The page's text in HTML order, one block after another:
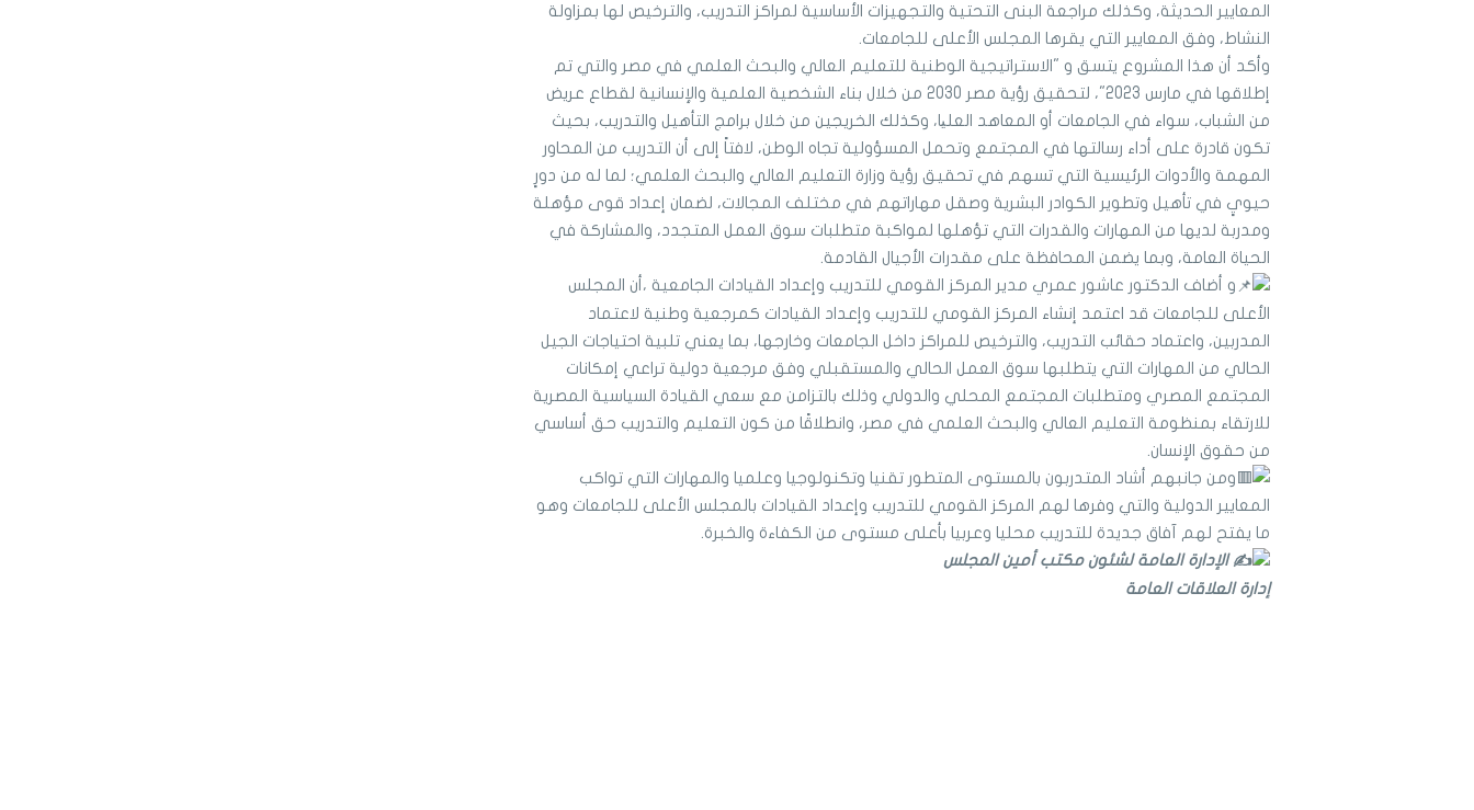
المعايير الحديثة، وكذلك مراجعة البنى التحتية والتجهيزات الأساسية لمراكز التدريب، والترخيص لها بمزاولة
النشاط، وفق المعايير التي يقرها المجلس الأعلى للجامعات.
وأكد أن هذا المشروع يتسق و "الاستراتيجية الوطنية للتعليم العالي والبحث العلمي في مصر والتي تم
إطلاقها في مارس 2023"، لتحقيق رؤية مصر 2030 من خلال بناء الشخصية العلمية والإنسانية لقطاع عريض
من الشباب، سواء في الجامعات أو المعاهد العلیا، وكذلك الخريجين من خلال برامج التأهيل والتدريب، بحيث
تكون قادرة على أداء رسالتها في المجتمع وتحمل المسؤولية تجاه الوطن، لافتاً إلى أن التدريب من المحاور
المهمة والأدوات الرئيسية التي تسهم في تحقيق رؤية وزارة التعليم العالي والبحث العلمي؛ لما له من دورٍ
حيويٍ في تأهيل وتطوير الكوادر البشرية وصقل مهاراتهم في مختلف المجالات، لضمان إعداد قوى مؤهلة
ومدربة لديها من المهارات والقدرات التي تؤهلها لمواكبة متطلبات سوق العمل المتجدد، والمشاركة في
الحياة العامة، وبما يضمن المحافظة على مقدرات الأجيال القادمة.
و أضاف الدكتور عاشور عمري مدير المركز القومي للتدريب وإعداد القيادات الجامعية ،أن المجلس
الأعلى للجامعات قد اعتمد إنشاء المركز القومي للتدريب وإعداد القيادات كمرجعية وطنية لاعتماد
المدربين، واعتماد حقائب التدريب، والترخيص للمراكز داخل الجامعات وخارجها، بما يعني تلبية احتياجات الجيل
الحالي من المهارات التي يتطلبها سوق العمل الحالي والمستقبلي وفق مرجعية دولية تراعي إمكانات
المجتمع المصري ومتطلبات المجتمع المحلي والدولي وذلك بالتزامن مع سعي القيادة السياسية المصرية
للارتقاء بمنظومة التعليم العالي والبحث العلمي في مصر، وانطلاقًا من كون التعليم والتدريب حق أساسي
من حقوق الإنسان.
ومن جانبهم أشاد المتدربون بالمستوى المتطور تقنيا وتكنولوجيا وعلميا والمهارات التي تواكب
المعايير الدولية والتي وفرها لهم المركز القومي للتدريب وإعداد القيادات بالمجلس الأعلى للجامعات وهو
ما يفتح لهم آفاق جديدة للتدريب محليا وعربيا بأعلى مستوى من الكفاءة والخبرة.
الإدارة العامة لشئون مكتب أمين المجلس
إدارة العلاقات العامة